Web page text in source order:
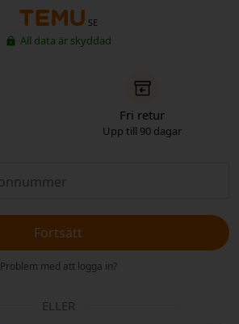
SE
All data är skyddad
Fri retur
Upp till 90 dagar
Fortsätt
Problem med att logga in?
ELLER